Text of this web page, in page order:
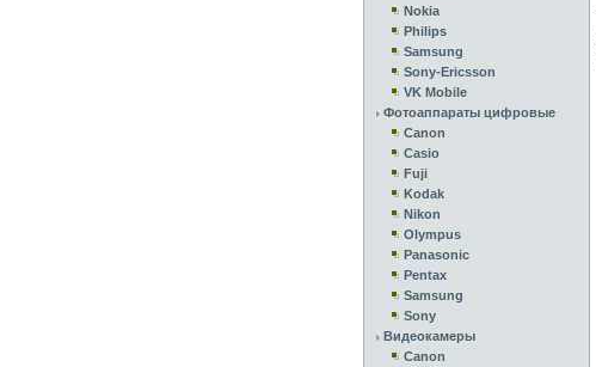
Nokia
Philips
Samsung
Sony-Ericsson
VK Mobile
Фотоаппараты цифровые
Canon
Casio
Fuji
Kodak
Nikon
Olympus
Panasonic
Pentax
Samsung
Sony
Видеокамеры
Canon